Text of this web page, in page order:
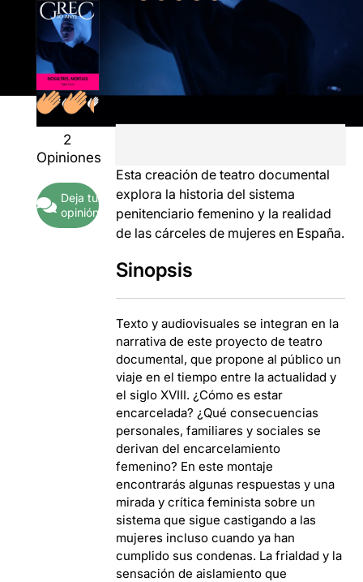
2
Opiniones
Deja tu
opinión
Esta creación de teatro documental
explora la historia del sistema
penitenciario femenino y la realidad
de las cárceles de mujeres en España.
Sinopsis
Texto y audiovisuales se integran en la
narrativa de este proyecto de teatro
documental, que propone al público un
viaje en el tiempo entre la actualidad y
el siglo XVIII. ¿Cómo es estar
encarcelada? ¿Qué consecuencias
personales, familiares y sociales se
derivan del encarcelamiento
femenino? En este montaje
encontrarás algunas respuestas y una
mirada y crítica feminista sobre un
sistema que sigue castigando a las
mujeres incluso cuando ya han
cumplido sus condenas. La frialdad y la
sensación de aislamiento que